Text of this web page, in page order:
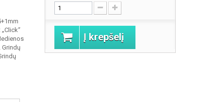
Grindų
Į krepšelį